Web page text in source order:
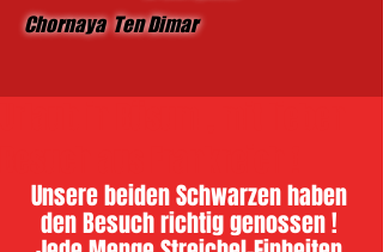
Chornaya Ten Dimar
Unsere beiden Schwarzen haben
den Besuch richtig genossen !